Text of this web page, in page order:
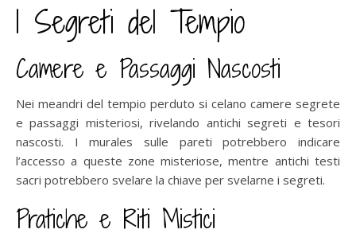
I Segreti del Tempio
Camere e Passaggi Nascosti
Nei meandri del tempio perduto si celano camere segrete
e passaggi misteriosi, rivelando antichi segreti e tesori
nascosti. I murales sulle pareti potrebbero indicare
l’accesso a queste zone misteriose, mentre antichi testi
sacri potrebbero svelare la chiave per svelarne i segreti.
Pratiche e Riti Mistici